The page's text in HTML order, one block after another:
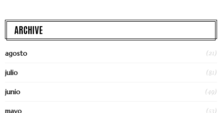
ARCHIVE
agosto (21)
julio (81)
junio (49)
mayo (53)